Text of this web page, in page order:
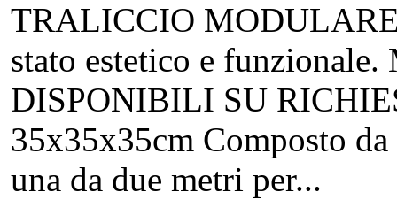
TRALICCIO
stato estetico e
DISPONIBILI SU
35x35x35cm Composto
una da due metri per...